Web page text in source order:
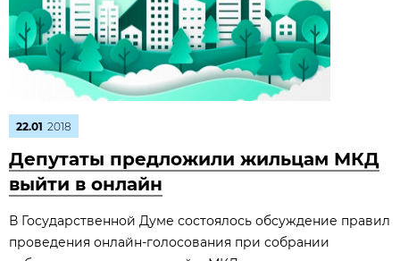
22.01 2018
Депутаты предложили жильцам МКД
выйти в онлайн
В Государственной Думе состоялось обсуждение правил
проведения онлайн-голосования при собрании